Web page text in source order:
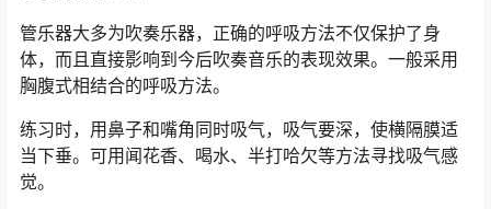
管乐器大多为吹奏乐器，正确的呼吸方法不仅保护了身
体，而且直接影响到今后吹奏音乐的表现效果。一般采用
胸腹式相结合的呼吸方法。
练习时，用鼻子和嘴角同时吸气，吸气要深，使横隔膜适
当下垂。可用闻花香、喝水、半打哈欠等方法寻找吸气感
觉。